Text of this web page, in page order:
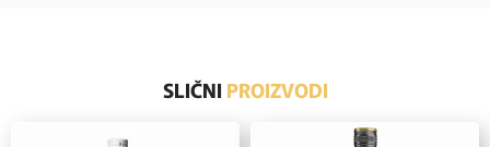
SLIČNI PROIZVODI